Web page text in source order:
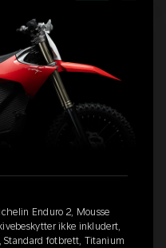
Enduro 2, Mousse
ikke inkludert,
Standard fotbrett, Titanium